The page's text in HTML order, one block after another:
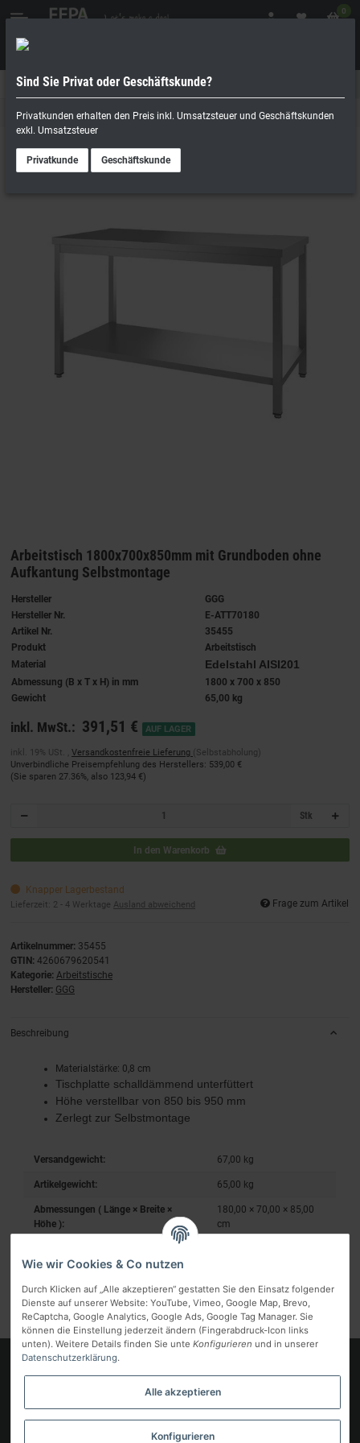
0
Geschäftskunde
Arbeitstische
Arbeitstisch 1800x700x850mm mit Grundboden ohne
Aufkantung Selbstmontage
Hersteller
GGG
Hersteller Nr.
E-ATT70180
Artikel Nr.
35455
Produkt
Arbeitstisch
Material
Edelstahl AISI201
Abmessung (B x T x H) in mm
1800 x 700 x 850
Gewicht
65,00 kg
inkl. MwSt.: 391,51 € AUF LAGER
inkl. 19% USt. , Versandkostenfreie Lieferung (Selbstabholung)
Unverbindliche Preisempfehlung des Herstellers: 539,00 €
(Sie sparen 27.36%, also 123,94 €)
Stk
In den Warenkorb
Knapper Lagerbestand
Lieferzeit: 2 - 4 Werktage Ausland abweichend Frage zum Artikel
Artikelnummer: 35455
GTIN: 4260679620541
Kategorie: Arbeitstische
Hersteller: GGG
Beschreibung
Materialstärke: 0,8 cm
Tischplatte schalldämmend unterfüttert
Höhe verstellbar von 850 bis 950 mm
Zerlegt zur Selbstmontage
Versandgewicht: 67,00 kg
Artikelgewicht: 65,00 kg
Abmessungen ( Länge × Breite ×
Höhe ):
180,00 × 70,00 × 85,00
cm
Gesetzliche Informationen
Wie wir Cookies & Co nutzen
Durch Klicken auf „Alle akzeptieren“ gestatten Sie den Einsatz folgender
Dienste auf unserer Website: YouTube, Vimeo, Google Map, Brevo,
ReCaptcha, Google Analytics, Google Ads, Google Tag Manager. Sie
können die Einstellung jederzeit ändern (Fingerabdruck-Icon links
unten). Weitere Details finden Sie unte Konfigurieren und in unserer
Datenschutzerklärung.
Alle akzeptieren
Konfigurieren
Sind Sie Privat oder Geschäftskunde?
Privatkunden erhalten den Preis inkl. Umsatzsteuer und Geschäftskunden
exkl. Umsatzsteuer
Privatkunde Geschäftskunde